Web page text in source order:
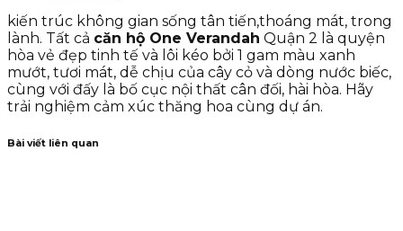
kiến trúc không gian sống tân tiến,thoáng mát, trong
lành. Tất cả căn hộ One Verandah Quận 2 là quyện
hòa vẻ đẹp tinh tế và lôi kéo bởi 1 gam màu xanh
mướt, tươi mát, dễ chịu của cây cỏ và dòng nước biếc,
cùng với đấy là bố cục nội thất cân đối, hài hòa. Hãy
trải nghiệm cảm xúc thăng hoa cùng dự án.
Bài viết liên quan